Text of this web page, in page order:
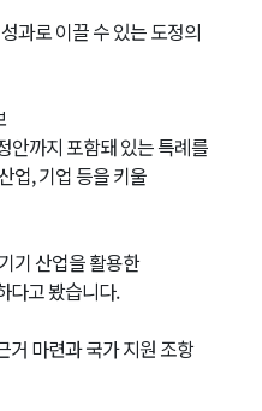
과로 이끌 수 있는 도정의
안까지 포함돼 있는 특례를
업, 기업 등을 키울
기 산업을 활용한
다고 봤습니다.
거 마련과 국가 지원 조항